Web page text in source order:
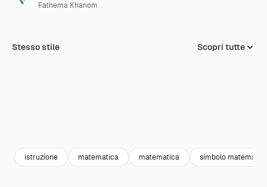
Fathema Khanom
Stesso stile Scopri tutte
istruzione matematica matematica simbolo